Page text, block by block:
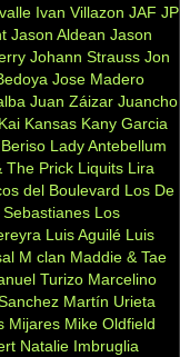
Ivan Villazon JAF JP
Jason Aldean Jason
Johann Strauss Jon
Jose Madero
Juan Záizar Juancho
Kai Kansas Kany Garcia
Lady Antebellum
The Prick Liquits Lira
del Boulevard Los De
Sebastianes Los
Luis Aguilé Luis
M clan Maddie & Tae
Turizo Marcelino
Martín Urieta
Mijares Mike Oldfield
Natalie Imbruglia